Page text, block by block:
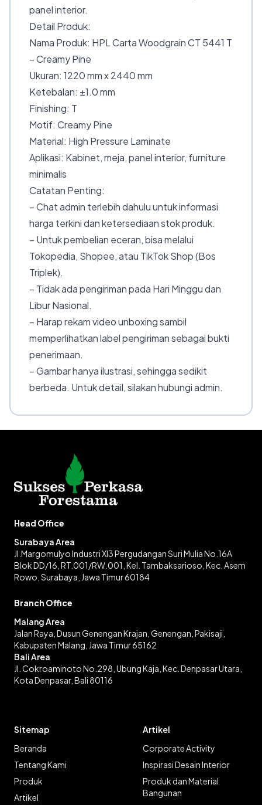
panel interior.
Detail Produk:
Nama Produk: HPL Carta Woodgrain CT 5441 T
– Creamy Pine
Ukuran: 1220 mm x 2440 mm
Ketebalan: ±1.0 mm
Finishing: T
Motif: Creamy Pine
Material: High Pressure Laminate
Aplikasi: Kabinet, meja, panel interior, furniture
minimalis
Catatan Penting:
– Chat admin terlebih dahulu untuk informasi
harga terkini dan ketersediaan stok produk.
– Untuk pembelian eceran, bisa melalui
Tokopedia, Shopee, atau TikTok Shop (Bos
Triplek).
– Tidak ada pengiriman pada Hari Minggu dan
Libur Nasional.
– Harap rekam video unboxing sambil
memperlihatkan label pengiriman sebagai bukti
penerimaan.
– Gambar hanya ilustrasi, sehingga sedikit
berbeda. Untuk detail, silakan hubungi admin.
Head Office
Surabaya Area
Jl.Margomulyo Industri XI3 Pergudangan Suri Mulia No.16A
Blok DD/16, RT.001/RW.001, Kel. Tambaksarioso, Kec. Asem
Rowo, Surabaya, Jawa Timur 60184
Branch Office
Malang Area
Jalan Raya, Dusun Genengan Krajan, Genengan, Pakisaji,
Kabupaten Malang, Jawa Timur 65162
Bali Area
Jl. Cokroaminoto No.298, Ubung Kaja, Kec. Denpasar Utara,
Kota Denpasar, Bali 80116
Sitemap
Beranda
Tentang Kami
Produk
Artikel
Artikel
Corporate Activity
Inspirasi Desain Interior
Produk dan Material
Bangunan